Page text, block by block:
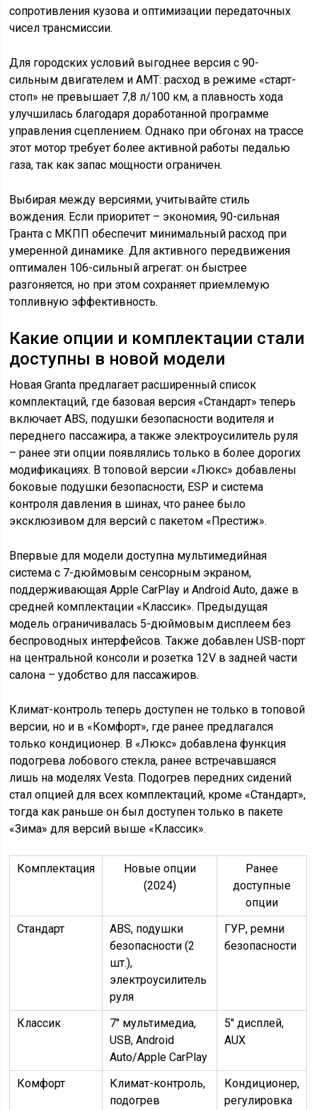
сопротивления кузова и оптимизации передаточных
чисел трансмиссии.
Для городских условий выгоднее версия с 90-
сильным двигателем и АМТ: расход в режиме «старт-
стоп» не превышает 7,8 л/100 км, а плавность хода
улучшилась благодаря доработанной программе
управления сцеплением. Однако при обгонах на трассе
этот мотор требует более активной работы педалью
газа, так как запас мощности ограничен.
Выбирая между версиями, учитывайте стиль
вождения. Если приоритет – экономия, 90-сильная
Гранта с МКПП обеспечит минимальный расход при
умеренной динамике. Для активного передвижения
оптимален 106-сильный агрегат: он быстрее
разгоняется, но при этом сохраняет приемлемую
топливную эффективность.
Какие опции и комплектации стали
доступны в новой модели
Новая Granta предлагает расширенный список
комплектаций, где базовая версия «Стандарт» теперь
включает ABS, подушки безопасности водителя и
переднего пассажира, а также электроусилитель руля
– ранее эти опции появлялись только в более дорогих
модификациях. В топовой версии «Люкс» добавлены
боковые подушки безопасности, ESP и система
контроля давления в шинах, что ранее было
эксклюзивом для версий с пакетом «Престиж».
Впервые для модели доступна мультимедийная
система с 7-дюймовым сенсорным экраном,
поддерживающая Apple CarPlay и Android Auto, даже в
средней комплектации «Классик». Предыдущая
модель ограничивалась 5-дюймовым дисплеем без
беспроводных интерфейсов. Также добавлен USB-порт
на центральной консоли и розетка 12V в задней части
салона – удобство для пассажиров.
Климат-контроль теперь доступен не только в топовой
версии, но и в «Комфорт», где ранее предлагался
только кондиционер. В «Люкс» добавлена функция
подогрева лобового стекла, ранее встречавшаяся
лишь на моделях Vesta. Подогрев передних сидений
стал опцией для всех комплектаций, кроме «Стандарт»,
тогда как раньше он был доступен только в пакете
«Зима» для версий выше «Классик».
Комплектация
Новые опции
(2024)
Ранее
доступные
опции
Стандарт
ABS, подушки
безопасности (2
шт.),
электроусилитель
руля
ГУР, ремни
безопасности
Классик
7″ мультимедиа,
USB, Android
Auto/Apple CarPlay
5″ дисплей,
AUX
Комфорт
Климат-контроль,
подогрев
Кондиционер,
регулировка